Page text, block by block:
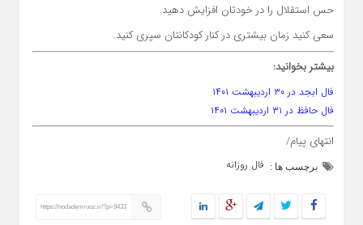
حس استقلال را در خودتان افزایش دهید.
سعی کنید زمان بیشتری در کنار کودکانتان سپری کنید.
بیشتر بخوانید:
فال ابجد در ۳۰ اردیبهشت ۱۴۰۱
فال حافظ در ۳۱ اردیبهشت ۱۴۰۱
انتهای پیام/
برچسب ها : فال روزانه
https://nodademrooz.ir/?p=9433